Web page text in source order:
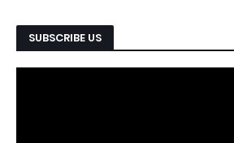
SUBSCRIBE US